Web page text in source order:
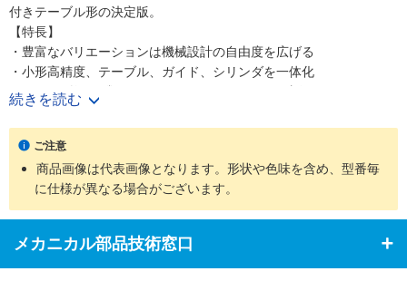
付きテーブル形の決定版。
【特長】
・豊富なバリエーションは機械設計の自由度を広げる
・小形高精度、テーブル、ガイド、シリンダを一体化
・シリンダ径6種類Φ4.5、6、8、10、12、20（直径4.5、6、8、
10、12、20mm）
・精密に長さを測定可能なストロークセンサも選択可能
【用途】
・あらゆる業界の空気圧機器や生産ラインに対応
続きを読む
ご注意
商品画像は代表画像となります。形状や色味を含め、型番毎
に仕様が異なる場合がございます。
メカニカル部品技術窓口